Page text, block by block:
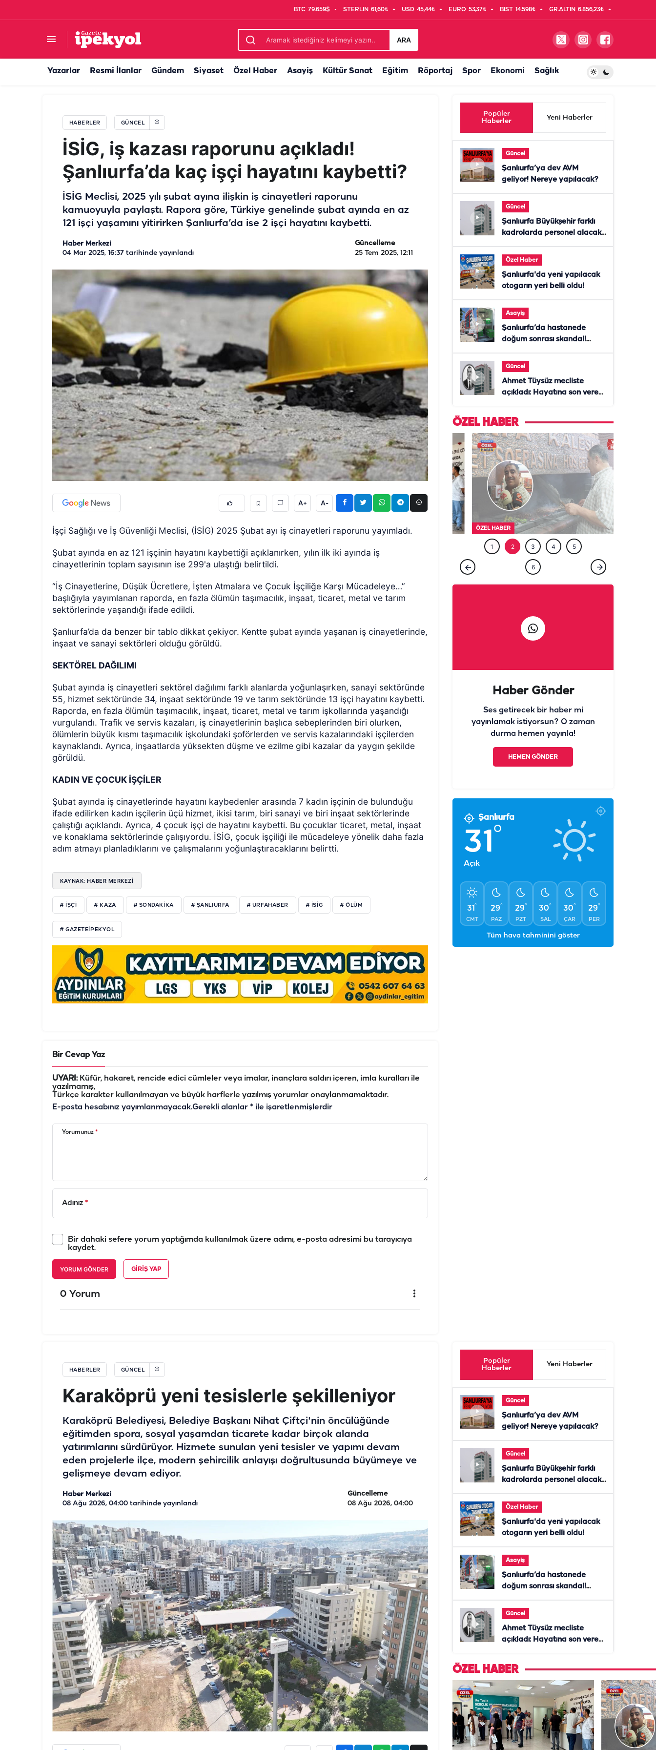
BTC 79.659$ STERLIN 61,60₺ USD 45,44₺ EURO 53,37₺ BIST 14.598₺ GR.ALTIN 6.856,23₺
ARA
Yazarlar Resmi İlanlar Gündem Siyaset Özel Haber Asayiş Kültür Sanat Eğitim Röportaj Spor Ekonomi Sağlık
HABERLER GÜNCEL
İSİG, iş kazası raporunu açıkladı!
Şanlıurfa’da kaç işçi hayatını kaybetti?
İSİG Meclisi, 2025 yılı şubat ayına ilişkin iş cinayetleri raporunu
kamuoyuyla paylaştı. Rapora göre, Türkiye genelinde şubat ayında en az
121 işçi yaşamını yitirirken Şanlıurfa’da ise 2 işçi hayatını kaybetti.
Haber Merkezi
04 Mar 2025, 16:37 tarihinde yayınlandı
Güncelleme
25 Tem 2025, 12:11
A+ A-
İşçi Sağlığı ve İş Güvenliği Meclisi, (İSİG) 2025 Şubat ayı iş cinayetleri raporunu yayımladı.
Şubat ayında en az 121 işçinin hayatını kaybettiği açıklanırken, yılın ilk iki ayında iş
cinayetlerinin toplam sayısının ise 299'a ulaştığı belirtildi.
“İş Cinayetlerine, Düşük Ücretlere, İşten Atmalara ve Çocuk İşçiliğe Karşı Mücadeleye…”
başlığıyla yayımlanan raporda, en fazla ölümün taşımacılık, inşaat, ticaret, metal ve tarım
sektörlerinde yaşandığı ifade edildi.
Şanlıurfa’da da benzer bir tablo dikkat çekiyor. Kentte şubat ayında yaşanan iş cinayetlerinde,
inşaat ve sanayi sektörleri olduğu görüldü.
SEKTÖREL DAĞILIMI
Şubat ayında iş cinayetleri sektörel dağılımı farklı alanlarda yoğunlaşırken, sanayi sektöründe
55, hizmet sektöründe 34, inşaat sektöründe 19 ve tarım sektöründe 13 işçi hayatını kaybetti.
Raporda, en fazla ölümün taşımacılık, inşaat, ticaret, metal ve tarım işkollarında yaşandığı
vurgulandı. Trafik ve servis kazaları, iş cinayetlerinin başlıca sebeplerinden biri olurken,
ölümlerin büyük kısmı taşımacılık işkolundaki şoförlerden ve servis kazalarındaki işçilerden
kaynaklandı. Ayrıca, inşaatlarda yüksekten düşme ve ezilme gibi kazalar da yaygın şekilde
görüldü.
KADIN VE ÇOCUK İŞÇİLER
Şubat ayında iş cinayetlerinde hayatını kaybedenler arasında 7 kadın işçinin de bulunduğu
ifade edilirken kadın işçilerin üçü hizmet, ikisi tarım, biri sanayi ve biri inşaat sektörlerinde
çalıştığı açıklandı. Ayrıca, 4 çocuk işçi de hayatını kaybetti. Bu çocuklar ticaret, metal, inşaat
ve konaklama sektörlerinde çalışıyordu. İSİG, çocuk işçiliği ile mücadeleye yönelik daha fazla
adım atmayı planladıklarını ve çalışmalarını yoğunlaştıracaklarını belirtti.
KAYNAK: HABER MERKEZI
# IŞÇI # KAZA # SONDAKIKA # ŞANLIURFA # URFAHABER # ISIG # ÖLÜM
# GAZETEIPEKYOL
Bir Cevap Yaz
UYARI:Küfür, hakaret, rencide edici cümleler veya imalar, inançlara saldırı içeren, imla kuralları ile
yazılmamış,
Türkçe karakter kullanılmayan ve büyük harflerle yazılmış yorumlar onaylanmamaktadır.
E-posta hesabınız yayımlanmayacak.Gerekli alanlar * ile işaretlenmişlerdir
Yorumunuz *
Adınız *
Bir dahaki sefere yorum yaptığımda kullanılmak üzere adımı, e-posta adresimi bu tarayıcıya
kaydet.
YORUM GÖNDER GIRIŞ YAP
0 Yorum
Popüler
Haberler
Yeni Haberler
Güncel
Şanlıurfa’ya dev AVM
geliyor! Nereye yapılacak?
Güncel
Şanlıurfa Büyükşehir farklı
kadrolarda personel alacak!
Özel Haber
Şanlıurfa'da yeni yapılacak
otogarın yeri belli oldu!
Asayiş
Şanlıurfa’da hastanede
doğum sonrası skandal!
Güncel
Ahmet Tüysüz mecliste
açıkladı: Hayatına son veren
ÖZEL HABER
GÜNCEL ÖZEL HABER
Şanlıurfa'da bir ömür ocağın başında:
Çıraklığını yapmadığın işin ustalığını
yapamazsın
2 3 4 5
6
yayınlamak istiyorsun? O zaman
HEMEN GÖNDER
31°
Açık
CMT PAZ PZT SAL ÇAR PER
Tüm hava tahminini göster
HABERLER GÜNCEL
Karaköprü yeni tesislerle şekilleniyor
Karaköprü Belediyesi, Belediye Başkanı Nihat Çiftçi'nin öncülüğünde
eğitimden spora, sosyal yaşamdan ticarete kadar birçok alanda
yatırımlarını sürdürüyor. Hizmete sunulan yeni tesisler ve yapımı devam
eden projelerle ilçe, modern şehircilik anlayışı doğrultusunda büyümeye ve
gelişmeye devam ediyor.
Haber Merkezi
08 Ağu 2026, 04:00 tarihinde yayınlandı
Güncelleme
08 Ağu 2026, 04:00
Popüler
Haberler
Yeni Haberler
Güncel
Şanlıurfa’ya dev AVM
geliyor! Nereye yapılacak?
Güncel
Şanlıurfa Büyükşehir farklı
kadrolarda personel alacak!
Özel Haber
Şanlıurfa'da yeni yapılacak
otogarın yeri belli oldu!
Asayiş
Şanlıurfa’da hastanede
doğum sonrası skandal!
Güncel
Ahmet Tüysüz mecliste
açıkladı: Hayatına son veren
ÖZEL HABER